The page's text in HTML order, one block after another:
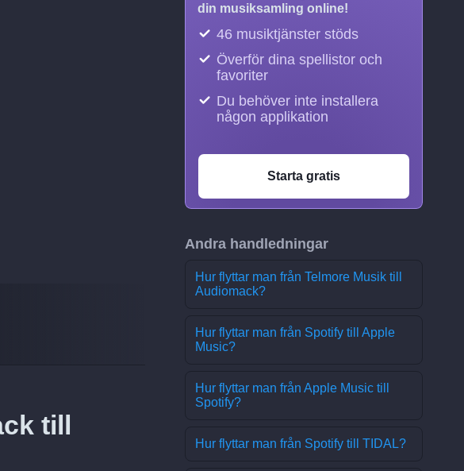
till
din musiksamling online!
46 musiktjänster stöds
Överför dina spellistor och
favoriter
Du behöver inte installera
någon applikation
Starta gratis
Andra handledningar
Hur flyttar man från Telmore Musik till
Audiomack?
Hur flyttar man från Spotify till Apple
Music?
Hur flyttar man från Apple Music till
Spotify?
Hur flyttar man från Spotify till TIDAL?